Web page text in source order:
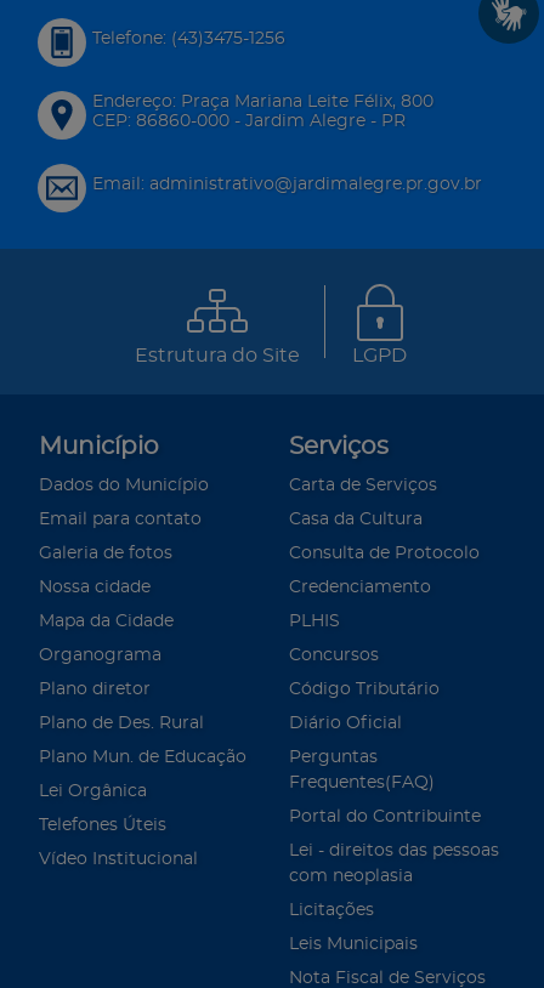
Telefone: (43)3475-1256
Endereço: Praça Mariana Leite Félix, 800
CEP: 86860-000 - Jardim Alegre - PR
Email: administrativo@jardimalegre.pr.gov.br
Estrutura do Site LGPD
Município
Dados do Município
Email para contato
Galeria de fotos
Nossa cidade
Mapa da Cidade
Organograma
Plano diretor
Plano de Des. Rural
Plano Mun. de Educação
Lei Orgânica
Telefones Úteis
Vídeo Institucional
Serviços
Carta de Serviços
Casa da Cultura
Consulta de Protocolo
Credenciamento
PLHIS
Concursos
Código Tributário
Diário Oficial
Perguntas
Frequentes(FAQ)
Portal do Contribuinte
Lei - direitos das pessoas
com neoplasia
Licitações
Leis Municipais
Nota Fiscal de Serviços